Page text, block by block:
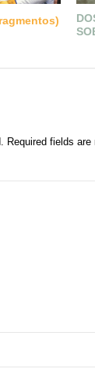
Required fields are